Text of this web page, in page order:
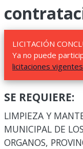
LICITACIÓN
Ya no puede
licitaciones
SE REQUIERE:
LIMPIEZA Y
MUNICIPAL DE
ORGANOS,